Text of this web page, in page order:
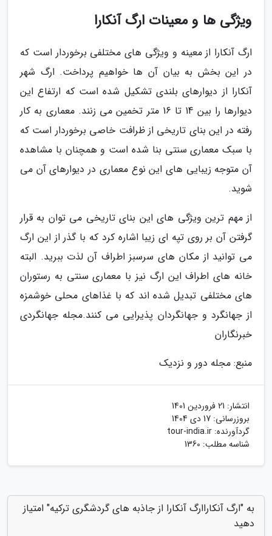
ویژگی ها و معینات ارگ آنکارا
ارگ آنکارا از معینه و ویژگی های مختلفی برخوردار است که
در این بخش به بیان آن ها خواهیم پرداخت. ارگ شهر
آنکارا از دیوارهای بلندی تشکیل شده است که ارتفاع این
دیوارها را بین 14 تا 16 متر تخمین می زنند. معماری به کار
رفته در این بنای تاریخی از ظرافت خاصی برخوردار است که
با سبک معماری سنتی بنا شده است و همچنان با مشاهده
آن متوجه زیبایی های این نوع معماری در دیوارهای آن می
شوید.
از مهم ترین ویژگی های این بنای تاریخی می توان به قرار
گرفتن آن بر روی تپه ای زیبا اشاره کرد که با گذر از این ارگ
می توانید از مکان های سرسبز اطراف آن لذت ببرید. البته
خانه های اطراف این ارگ نیز با معماری سنتی به رستوران
های مختلفی تبدیل شده اند که با غذاهای محلی خوشمزه
از جهانگرد و جهانگردان پذیرایی می کنند.مجله جهانگردی
خبرنگاران
منبع: مجله دور و نزدیک
انتشار: 21 فروردین 1401
بروزرسانی: 17 دی 1404
گردآورنده: tour-india.ir
شناسه مطلب: 1360
به "ارگ آنکاراارگ آنکارا از جاذبه های گردشگری ترکیه" امتیاز
دهید